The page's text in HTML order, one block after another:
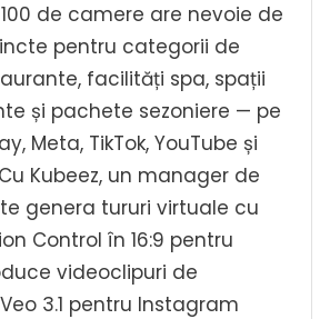
de camere are nevoie de
pentru categorii de
facilități spa, spații
și pachete sezoniere — pe
Meta, TikTok, YouTube și
Kubeez, un manager de
genera tururi virtuale cu
Control în 16:9 pentru
videoclipuri de
3.1 pentru Instagram